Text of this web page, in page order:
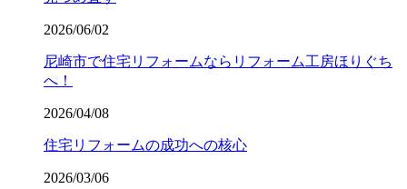
2026/06/02
尼崎市で住宅リフォームならリフォーム工房ほりぐち
へ！
2026/04/08
住宅リフォームの成功への核心
2026/03/06